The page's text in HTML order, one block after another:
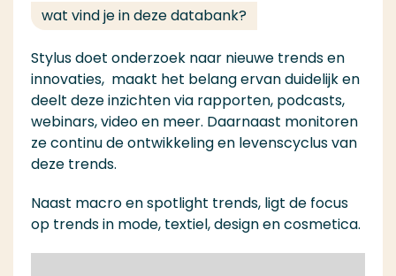
wat vind je in deze databank?
Stylus doet onderzoek naar nieuwe trends en
innovaties, maakt het belang ervan duidelijk en
deelt deze inzichten via rapporten, podcasts,
webinars, video en meer. Daarnaast monitoren
ze continu de ontwikkeling en levenscyclus van
deze trends.
Naast macro en spotlight trends, ligt de focus
op trends in mode, textiel, design en cosmetica.